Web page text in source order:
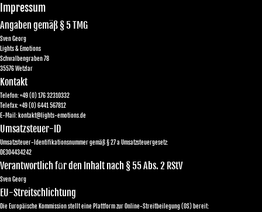
Impressum
Angaben gemäß § 5 TMG
Sven Georg
Lights & Emotions
Schwalbengraben 78
35576 Wetzlar
Kontakt
Telefon: +49 (0) 176 32310332
Telefax: +49 (0) 6441 567812
E-Mail: kontakt@lights-emotions.de
Umsatzsteuer-ID
Umsatzsteuer-Identifikationsnummer gemäß § 27 a Umsatzsteuergesetz:
DE304434242
Verantwortlich für den Inhalt nach § 55 Abs. 2 RStV
Sven Georg
EU-Streitschlichtung
Die Europäische Kommission stellt eine Plattform zur Online-Streitbeilegung (OS) bereit: